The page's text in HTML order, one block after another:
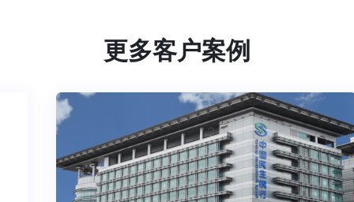
更多客户案例